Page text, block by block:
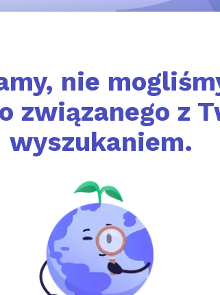
nie
związanego z
wyszukaniem.